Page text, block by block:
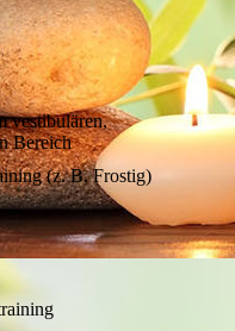
vestibulären,
Bereich
(z. B. Frostig)